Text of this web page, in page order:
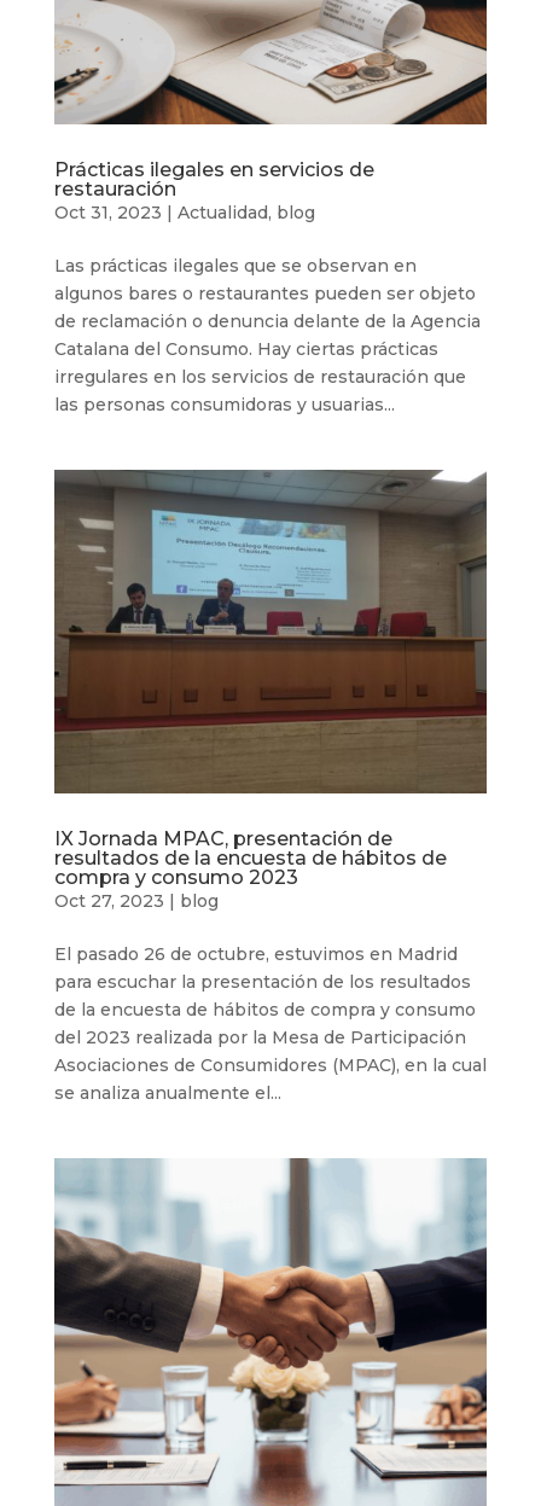
Prácticas ilegales en servicios de
restauración
Oct 31, 2023 | Actualidad, blog
Las prácticas ilegales que se observan en
algunos bares o restaurantes pueden ser objeto
de reclamación o denuncia delante de la Agencia
Catalana del Consumo. Hay ciertas prácticas
irregulares en los servicios de restauración que
las personas consumidoras y usuarias...
IX Jornada MPAC, presentación de
resultados de la encuesta de hábitos de
compra y consumo 2023
Oct 27, 2023 blog
El pasado 26 de octubre, estuvimos en Madrid
para escuchar la presentación de los resultados
de la encuesta de hábitos de compra y consumo
del 2023 realizada por la Mesa de Participación
Asociaciones de Consumidores (MPAC), en la cual
se analiza anualmente el...